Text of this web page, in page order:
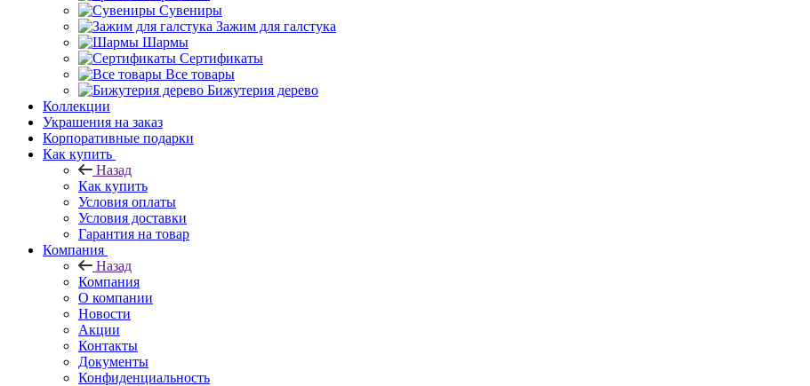
Сувениры
Зажим для галстука
Шармы
Сертификаты
Все товары
Бижутерия дерево
Коллекции
Украшения на заказ
Корпоративные подарки
Как купить
Назад
Как купить
Условия оплаты
Условия доставки
Гарантия на товар
Компания
Назад
Компания
О компании
Новости
Акции
Контакты
Документы
Конфиденциальность